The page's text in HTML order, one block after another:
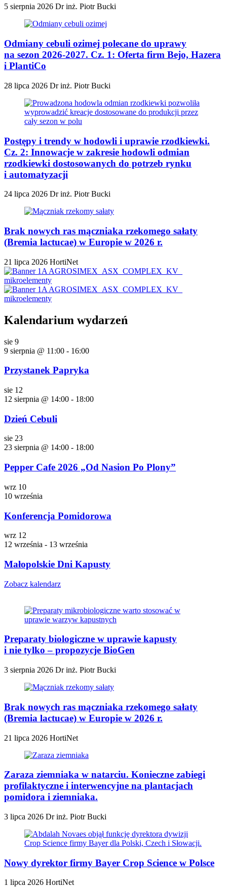
5 sierpnia 2026 Dr inż. Piotr Bucki
Odmiany cebuli ozimej polecane do uprawy
na sezon 2026-2027. Cz. 1: Oferta firm Bejo, Hazera
i PlantiCo
28 lipca 2026 Dr inż. Piotr Bucki
Postępy i trendy w hodowli i uprawie rzodkiewki.
Cz. 2: Innowacje w zakresie hodowli odmian
rzodkiewki dostosowanych do potrzeb rynku
i automatyzacji
24 lipca 2026 Dr inż. Piotr Bucki
Brak nowych ras mączniaka rzekomego sałaty
(Bremia lactucae) w Europie w 2026 r.
21 lipca 2026 HortiNet
Kalendarium wydarzeń
sie 9
9 sierpnia @ 11:00 - 16:00
Przystanek Papryka
sie 12
12 sierpnia @ 14:00 - 18:00
Dzień Cebuli
sie 23
23 sierpnia @ 14:00 - 18:00
Pepper Cafe 2026 „Od Nasion Po Plony”
wrz 10
10 września
Konferencja Pomidorowa
wrz 12
12 września - 13 września
Małopolskie Dni Kapusty
Zobacz kalendarz
Preparaty biologiczne w uprawie kapusty
i nie tylko – propozycje BioGen
3 sierpnia 2026 Dr inż. Piotr Bucki
Brak nowych ras mączniaka rzekomego sałaty
(Bremia lactucae) w Europie w 2026 r.
21 lipca 2026 HortiNet
Zaraza ziemniaka w natarciu. Konieczne zabiegi
profilaktyczne i interwencyjne na plantacjach
pomidora i ziemniaka.
3 lipca 2026 Dr inż. Piotr Bucki
Nowy dyrektor firmy Bayer Crop Science w Polsce
1 lipca 2026 HortiNet